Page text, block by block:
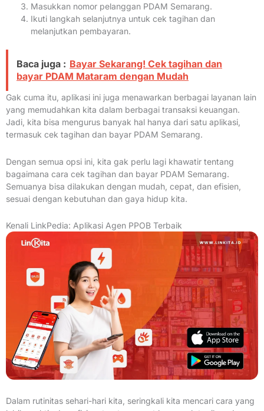
Masukkan nomor pelanggan PDAM Semarang.
Ikuti langkah selanjutnya untuk cek tagihan dan
melanjutkan pembayaran.
Baca juga : Bayar Sekarang! Cek tagihan dan
bayar PDAM Mataram dengan Mudah
Gak cuma itu, aplikasi ini juga menawarkan berbagai layanan lain
yang memudahkan kita dalam berbagai transaksi keuangan.
Jadi, kita bisa mengurus banyak hal hanya dari satu aplikasi,
termasuk cek tagihan dan bayar PDAM Semarang.
Dengan semua opsi ini, kita gak perlu lagi khawatir tentang
bagaimana cara cek tagihan dan bayar PDAM Semarang.
Semuanya bisa dilakukan dengan mudah, cepat, dan efisien,
sesuai dengan kebutuhan dan gaya hidup kita.
Kenali LinkPedia: Aplikasi Agen PPOB Terbaik
Dalam rutinitas sehari-hari kita, seringkali kita mencari cara yang